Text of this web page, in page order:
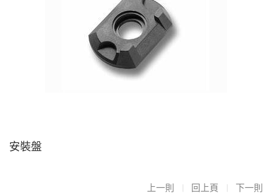
安裝盤
上一則 | 回上頁 | 下一則